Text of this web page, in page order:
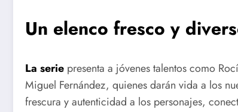
Un elenco fresco y
La serie presenta a jóvenes talentos como
Miguel Fernández, quienes darán vida a los
frescura y autenticidad a los personajes,